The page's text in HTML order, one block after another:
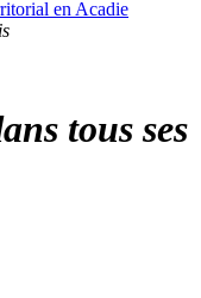
en Acadie
tous ses